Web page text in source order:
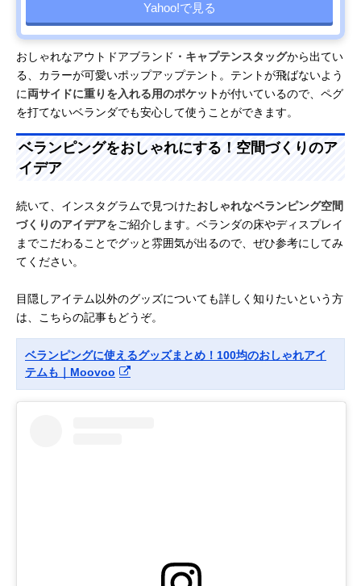
Yahoo!で見る
おしゃれなアウトドアブランド ・キャプテンスタッグから出てい
る、カラーが可愛いポップアップテント。テントが飛ばないよう
に両サイドに重りを入れる用のポケットが付いているので、ペグ
を打てないベランダでも安心して使うことができます。
ベランピングをおしゃれにする！空間づくりのア
イデア
続いて、インスタグラムで見つけたおしゃれなベランピング空間
づくりのアイデアをご紹介します。ベランダの床やディスプレイ
までこだわることでグッと雰囲気が出るので、ぜひ参考にしてみ
てください。
目隠しアイテム以外のグッズについても詳しく知りたいという方
は、こちらの記事もどうぞ。
ベランピングに使えるグッズまとめ！100均のおしゃれアイ
テムも｜Moovoo